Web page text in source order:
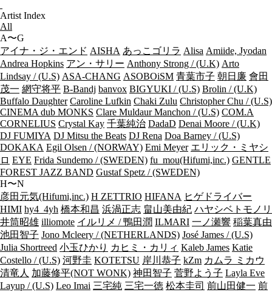
Artist Index
All
A〜G
アイナ・ジ・エンド AISHA あっこゴリラ Alisa Amiide, Jyodan
Andrea Hopkins アン・サリー Anthony Strong / (U.K) Arto
Lindsay / (U.S) ASA-CHANG ASOBOiSM 青葉市子 朝日廉 會田
茂一 網守将平 B-Bandj banvox BIGYUKI / (U.S) Brolin / (U.K)
Buffalo Daughter Caroline Lufkin Chaki Zulu Christopher Chu / (U.S)
CINEMA dub MONKS Clare Muldaur Manchon / (U.S) COM.A
CORNELIUS Crystal Kay 千葉純治 DadaD Denai Moore / (U.K)
DJ FUMIYA DJ Mitsu the Beats DJ Rena Doa Barney / (U.S)
DOKAKA Egil Olsen / (NORWAY) Emi Meyer エリック・ミヤシ
ロ EYE Frida Sundemo / (SWEDEN) fu_mou(Hifumi,inc.) GENTLE
FOREST JAZZ BAND Gustaf Spetz / (SWEDEN)
H〜N
彦田元気(Hifumi,inc.) H ZETTRIO HIFANA ヒゲドライバー
HIMI hy4_4yh 橋本和昌 浜渦正志 畠山美由紀 ハヤシベトモノリ
井筒昭雄 illiomote イルリメ / 鴨田潤 ILMARI 一ノ瀬響 稲葉真由
池田智子 Jono Mcleery / (NETHERLANDS) José James / (U.S)
Julia Shortreed 小玉ひかり カヒミ・カリィ Kaleb James Katie
Costello / (U.S) 河野圭 KOTETSU 岸川恭子 kZm カムラ ミカウ
清竜人 加藤修平(NOT WONK) 神田智子 菅野よう子 Layla Eve
Layup / (U.S) Leo Imai 三宅純 三宅一徳 松本圭司 前山田健一 前